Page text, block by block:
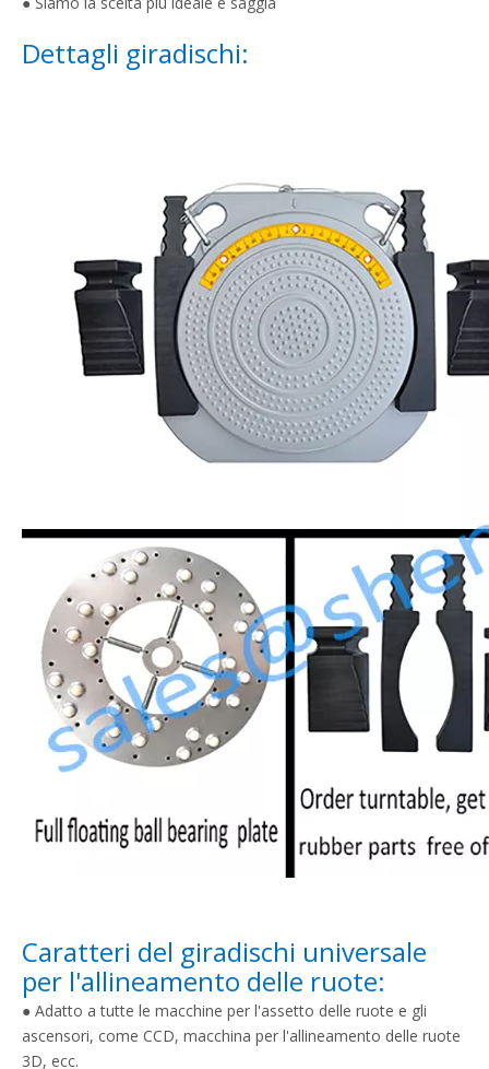
Dettagli giradischi:
Caratteri del giradischi universale
per l'allineamento delle ruote:
● Adatto a tutte le macchine per l'assetto delle ruote e gli
ascensori, come CCD, macchina per l'allineamento delle ruote
3D, ecc.